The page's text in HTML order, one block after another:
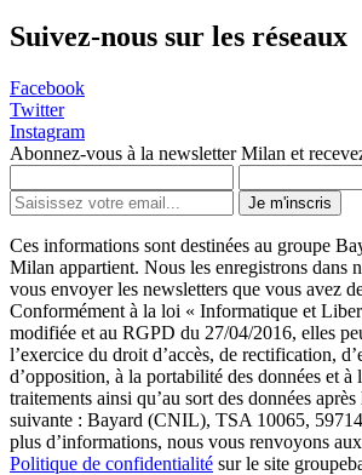
Suivez-nous sur les réseaux
Facebook
Twitter
Instagram
Abonnez-vous à la newsletter Milan et
Je m'inscris
Ces informations sont destinées au groupe
Milan appartient. Nous les enregistrons dans
vous envoyer les newsletters que vous avez
Conformément à la loi « Informatique et
modifiée et au RGPD du 27/04/2016, elles
l’exercice du droit d’accès, de rectification,
d’opposition, à la portabilité des données et à
traitements ainsi qu’au sort des données après
suivante : Bayard (CNIL), TSA 10065,
plus d’informations, nous vous renvoyons
Politique de confidentialité sur le site